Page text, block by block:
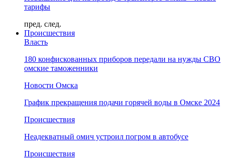
тарифы
пред. след.
Происшествия
Власть
180 конфискованных приборов передали на нужды СВО
омские таможенники
Новости Омска
График прекращения подачи горячей воды в Омске 2024
Происшествия
Неадекватный омич устроил погром в автобусе
Происшествия